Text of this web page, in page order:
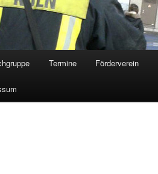
Termine Förderverein